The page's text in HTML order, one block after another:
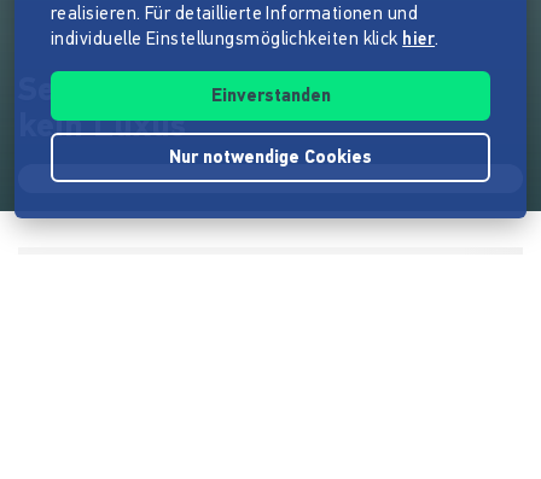
Selbstbestimmte Sexualität ist
kein Luxus
realisieren. Für detaillierte Informationen und
individuelle Einstellungsmöglichkeiten klick hier.
Einverstanden
Nur notwendige Cookies